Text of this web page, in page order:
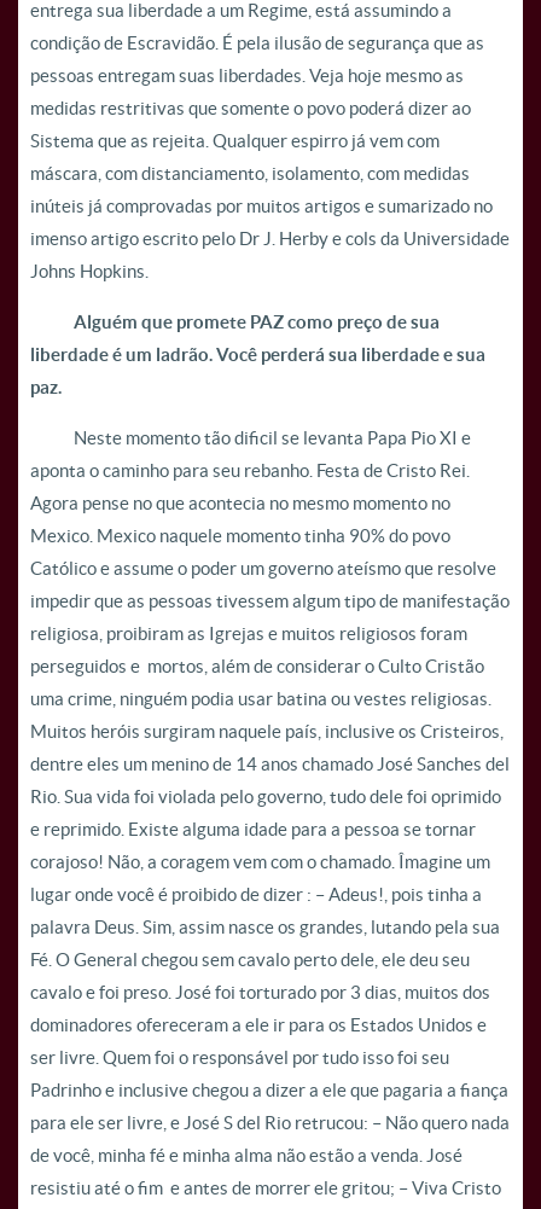
entrega sua liberdade a um Regime, está assumindo a
condição de Escravidão. É pela ilusão de segurança que as
pessoas entregam suas liberdades. Veja hoje mesmo as
medidas restritivas que somente o povo poderá dizer ao
Sistema que as rejeita. Qualquer espirro já vem com
máscara, com distanciamento, isolamento, com medidas
inúteis já comprovadas por muitos artigos e sumarizado no
imenso artigo escrito pelo Dr J. Herby e cols da Universidade
Johns Hopkins.
Alguém que promete PAZ como preço de sua
liberdade é um ladrão. Você perderá sua liberdade e sua
paz.
Neste momento tão dificil se levanta Papa Pio XI e
aponta o caminho para seu rebanho. Festa de Cristo Rei.
Agora pense no que acontecia no mesmo momento no
Mexico. Mexico naquele momento tinha 90% do povo
Católico e assume o poder um governo ateísmo que resolve
impedir que as pessoas tivessem algum tipo de manifestação
religiosa, proibiram as Igrejas e muitos religiosos foram
perseguidos e mortos, além de considerar o Culto Cristão
uma crime, ninguém podia usar batina ou vestes religiosas.
Muitos heróis surgiram naquele país, inclusive os Cristeiros,
dentre eles um menino de 14 anos chamado José Sanches del
Rio. Sua vida foi violada pelo governo, tudo dele foi oprimido
e reprimido. Existe alguma idade para a pessoa se tornar
corajoso! Não, a coragem vem com o chamado. Îmagine um
lugar onde você é proibido de dizer : – Adeus!, pois tinha a
palavra Deus. Sim, assim nasce os grandes, lutando pela sua
Fé. O General chegou sem cavalo perto dele, ele deu seu
cavalo e foi preso. José foi torturado por 3 dias, muitos dos
dominadores ofereceram a ele ir para os Estados Unidos e
ser livre. Quem foi o responsável por tudo isso foi seu
Padrinho e inclusive chegou a dizer a ele que pagaria a fiança
para ele ser livre, e José S del Rio retrucou: – Não quero nada
de você, minha fé e minha alma não estão a venda. José
resistiu até o fim e antes de morrer ele gritou; – Viva Cristo